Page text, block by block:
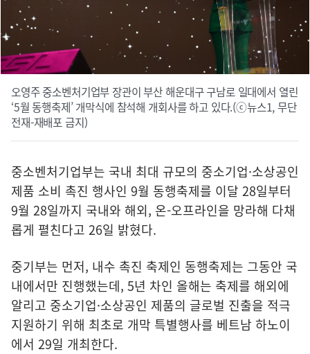
오영주 중소벤처기업부 장관이 부산 해운대구 구남로 일대에서 열린
‘5월 동행축제’ 개막식에 참석해 개회사를 하고 있다.(ⓒ뉴스1, 무단
전재-재배포 금지)
중소벤처기업부는 국내 최대 규모의 중소기업·소상공인
제품 소비 촉진 행사인 9월 동행축제를 이달 28일부터
9월 28일까지 국내와 해외, 온-오프라인을 망라해 다채
롭게 펼친다고 26일 밝혔다.
중기부는 먼저, 내수 촉진 축제인 동행축제는 그동안 국
내에서만 진행했는데, 5년 차인 올해는 축제를 해외에
알리고 중소기업·소상공인 제품의 글로벌 진출을 적극
지원하기 위해 최초로 개막 특별행사를 베트남 하노이
에서 29일 개최한다.